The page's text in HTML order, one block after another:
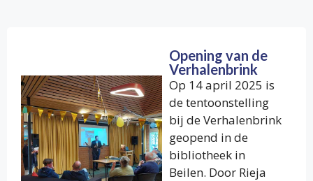
Opening van de
Verhalenbrink
Op 14 april 2025 is
de tentoonstelling
bij de Verhalenbrink
geopend in de
bibliotheek in
Beilen. Door Rieja